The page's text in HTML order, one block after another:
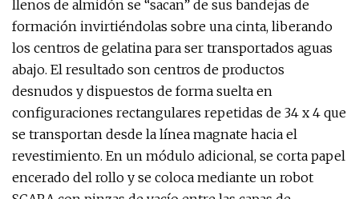
llenos de almidón se “sacan” de sus bandejas de
formación invirtiéndolas sobre una cinta, liberando
los centros de gelatina para ser transportados aguas
abajo. El resultado son centros de productos
desnudos y dispuestos de forma suelta en
configuraciones rectangulares repetidas de 34 x 4 que
se transportan desde la línea magnate hacia el
revestimiento. En un módulo adicional, se corta papel
encerado del rollo y se coloca mediante un robot